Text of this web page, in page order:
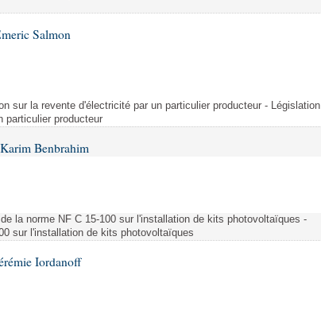
Salmon
sur la revente d'électricité par un particulier producteur - Législation
particulier producteur
Benbrahim
la norme NF C 15-100 sur l'installation de kits photovoltaïques -
sur l'installation de kits photovoltaïques
Iordanoff